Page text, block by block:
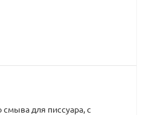
для писсуара, с